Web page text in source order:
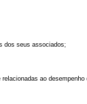
dos seus associados;
ao